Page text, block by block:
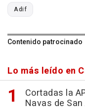
Adif
Contenido patrocinado
Lo más leído en
Cortadas la
Navas de